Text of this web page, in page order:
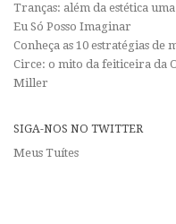
Tranças: além da estética
Eu Só Posso Imaginar
Conheça as 10 estratégias
Circe: o mito da feiticeira da
Miller
SIGA-NOS NO TWITTER
Meus Tuítes